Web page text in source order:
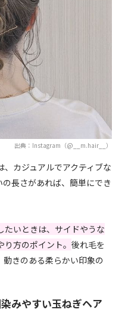
出典：Instagram（@__m.hair__）
カジュアルでアクティブな
長さがあれば、簡単にでき
たいときは、サイドやうな
り方のポイント。後れ毛を
きのある柔らかい印象の
みやすい玉ねぎヘア